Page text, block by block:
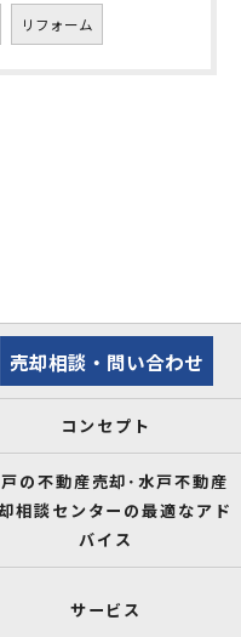
リフォーム
売却相談・問い合わせ
コンセプト
の不動産売却･水戸不動産
相談センターの最適なアド
バイス
サービス